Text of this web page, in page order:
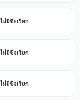
ไม่มีชื่อเรียก
ไม่มีชื่อเรียก
ไม่มีชื่อเรียก